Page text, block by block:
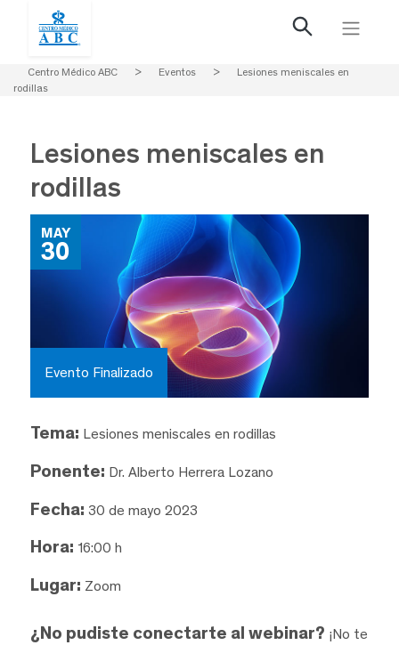
Centro Médico ABC > Eventos >
Lesiones meniscales en
rodillas
Lesiones meniscales en
rodillas
MAY
30
Evento Finalizado
Tema: Lesiones meniscales en rodillas
Ponente: Dr. Alberto Herrera Lozano
Fecha: 30 de mayo 2023
Hora: 16:00 h
Lugar: Zoom
¿No pudiste conectarte al webinar? ¡No te